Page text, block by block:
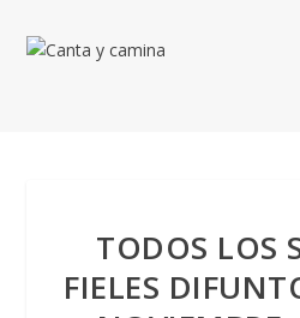
TODOS LOS
FIELES